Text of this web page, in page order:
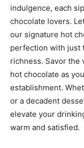
indulgence, each
chocolate lovers.
our signature hot
perfection with just
richness. Savor the
hot chocolate as
establishment.
or a decadent
elevate your
warm and satisfied.